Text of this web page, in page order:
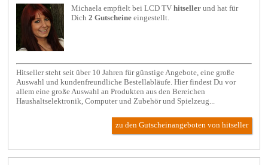
Michaela empfielt beiLCD TV hitseller und hat für
Dich2 Gutscheine eingestellt.
Hitseller steht seit über 10 Jahren für günstige Angebote, eine große
Auswahl und kundenfreundliche Bestellabläufe. Hier findest Du vor
allem eine große Auswahl an Produkten aus den Bereichen
Haushaltselektronik, Computer und Zubehör und Spielzeug...
zu den Gutscheinangeboten von hitseller